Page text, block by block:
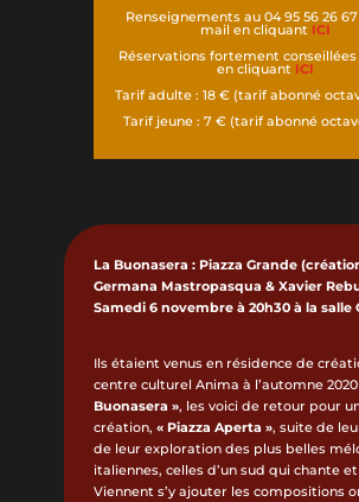
Renseignements au 04 95 56 26
mail en cliquant ICI
Réservations fortement
en cliquant ICI
Tarif adulte : 18 € (tarif abonné
Tarif jeune : 7 € (tarif abonné
La Buonasera : Piazza Grande
Germana Mastropasqua & Xavier
Samedi 6 novembre à 20h30 à la salle
Ils étaient venus en résidence de
centre culturel Anima à l’automne
Buonasera », les voici de retour pour
création, « Piazza Aperta », suite de
de leur exploration des plus belles
italiennes, celles d’un sud qui chante
Viennent s’y ajouter les compositions